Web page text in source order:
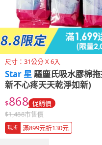
尺寸：31公分 X 6入
Star 星驅塵氏吸水膠棉
新不心疼天天乾淨如新)
$868 促銷價
$1,488市售價
現折 滿899元折130元